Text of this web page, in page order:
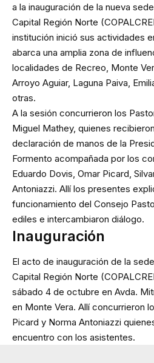
a la inauguración de la nueva
Capital Región Norte
institución inició sus actividades
abarca una amplia zona de
localidades de Recreo, Monte
Arroyo Aguiar, Laguna Paiva,
otras.
A la sesión concurrieron los
Miguel Mathey, quienes
declaración de manos de la
Formento acompañada por los
Eduardo Dovis, Omar Picard,
Antoniazzi. Allí los presentes
funcionamiento del Consejo
ediles e intercambiaron diálogo.
Inauguración
El acto de inauguración de la
Capital Región Norte
sábado 4 de octubre en Avda.
en Monte Vera. Allí concurrieron
Picard y Norma Antoniazzi
encuentro con los asistentes.